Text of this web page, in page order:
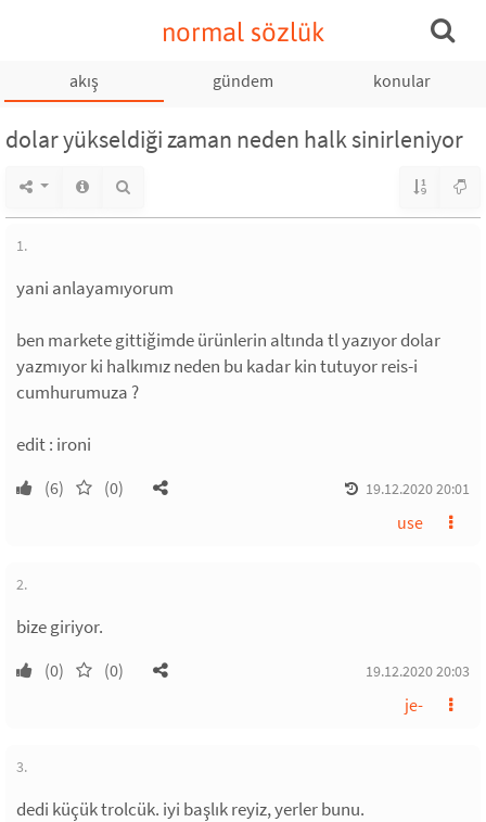
normal sözlük
akış gündem konular
dolar yükseldiği zaman neden halk sinirleniyor
1.
yani anlayamıyorum
ben markete gittiğimde ürünlerin altında tl yazıyor dolar
yazmıyor ki halkımız neden bu kadar kin tutuyor reis-i
cumhurumuza ?
edit : ironi
(6) (0) 19.12.2020 20:01
use
2.
bize giriyor.
(0) (0) 19.12.2020 20:03
je-
3.
dedi küçük trolcük. iyi başlık reyiz, yerler bunu.